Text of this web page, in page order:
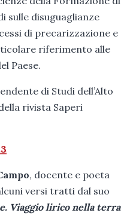
sulle disuguaglianze
di precarizzazione e
riferimento alle
Paese.
di Studi dell’Alto
rivista Saperi
, docente e poeta
versi tratti dal suo
Viaggio lirico nella terra